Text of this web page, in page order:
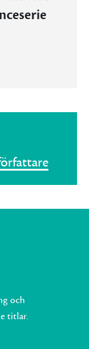
och
titlar.